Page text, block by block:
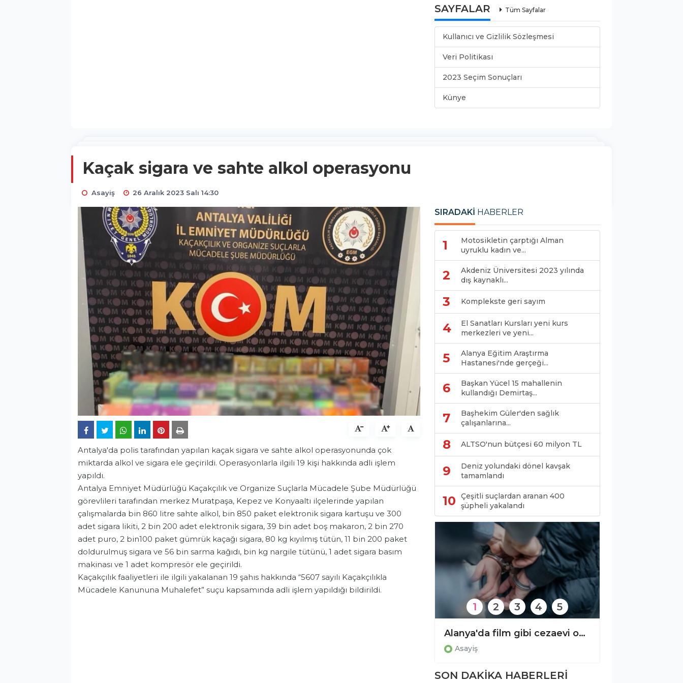
SAYFALAR Tüm Sayfalar
Kullanıcı ve Gizlilik Sözleşmesi
Veri Politikası
2023 Seçim Sonuçları
Künye
Kaçak sigara ve sahte alkol operasyonu
Asayiş 26 Aralık 2023 Salı 14:30
Antalya'da polis tarafından yapılan kaçak sigara ve sahte alkol operasyonunda çok
miktarda alkol ve sigara ele geçirildi. Operasyonlarla ilgili 19 kişi hakkında adli işlem
yapıldı.
Antalya Emniyet Müdürlüğü Kaçakçılık ve Organize Suçlarla Mücadele Şube Müdürlüğü
görevlileri tarafından merkez Muratpaşa, Kepez ve Konyaaltı ilçelerinde yapılan
çalışmalarda bin 860 litre sahte alkol, bin 850 paket elektronik sigara kartuşu ve 300
adet sigara likiti, 2 bin 200 adet elektronik sigara, 39 bin adet boş makaron, 2 bin 270
adet puro, 2 bin100 paket gümrük kaçağı sigara, 80 kg kıyılmış tütün, 11 bin 200 paket
doldurulmuş sigara ve 56 bin sarma kağıdı, bin kg nargile tütünü, 1 adet sigara basım
makinası ve 1 adet kompresör ele geçirildi.
Kaçakçılık faaliyetleri ile ilgili yakalanan 19 şahıs hakkında “5607 sayılı Kaçakçılıkla
Mücadele Kanununa Muhalefet” suçu kapsamında adli işlem yapıldığı bildirildi.
SIRADAKİ HABERLER
1
Motosikletin çarptığı Alman
uyruklu kadın ve...
2
Akdeniz Üniversitesi 2023 yılında
dış kaynaklı...
3 Komplekste geri sayım
4
El Sanatları Kursları yeni kurs
merkezleri ve yeni...
5
Alanya Eğitim Araştırma
Hastanesi'nde gerçeği...
6
Başkan Yücel 15 mahallenin
kullandığı Demirtaş...
7
Başhekim Güler'den sağlık
çalışanlarına...
8 ALTSO'nun bütçesi 60 milyon TL
9
Deniz yolundaki dönel kavşak
tamamlandı
10
Çeşitli suçlardan aranan 400
şüpheli yakalandı
Alanya'da film gibi cezaevi operasyonu!
Asayiş
1 2 3 4 5
SON DAKİKA HABERLERİ